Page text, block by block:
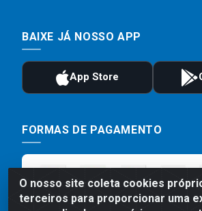
O nosso site coleta cookies
terceiros para proporcionar uma
BAIXE JÁ NOSSO APP
FORMAS DE PAGAMENTO